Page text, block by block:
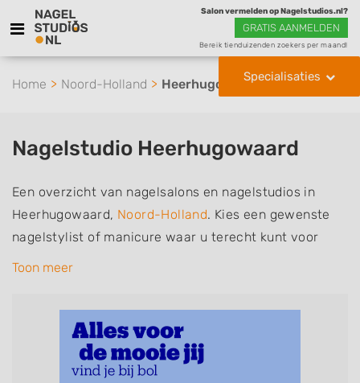
Salon vermelden op Nagelstudios.nl?
GRATIS AANMELDEN
Bereik tienduizenden zoekers per maand!
Specialisaties
Home Noord-Holland Heerhugowaard
Nagelstudio Heerhugowaard
Een overzicht van nagelsalons en nagelstudios in
Heerhugowaard, Noord-Holland. Kies een gewenste
nagelstylist of manicure waar u terecht kunt voor
handverzorging, nagelverzorging en soms ook
Manicure, Pedicure, French Manicure, Acrylnagels,
Gelnagels, Nailart, Parrafinebehandeling, 3D Nailart,
Bruidsnagels en Handmassage. U kunt de
Toon meer